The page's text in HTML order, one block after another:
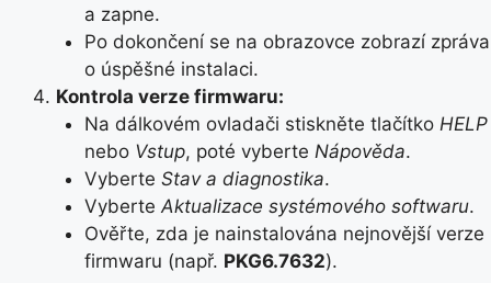
a zapne.
Po dokončení se na obrazovce zobrazí zpráva
o úspěšné instalaci.
Kontrola verze firmwaru:
Na dálkovém ovladači stiskněte tlačítko HELP
nebo Vstup, poté vyberte Nápověda.
Vyberte Stav a diagnostika.
VyberteAktualizace systémového softwaru.
Ověřte, zda je nainstalována nejnovější verze
firmwaru (např. PKG6.7632).